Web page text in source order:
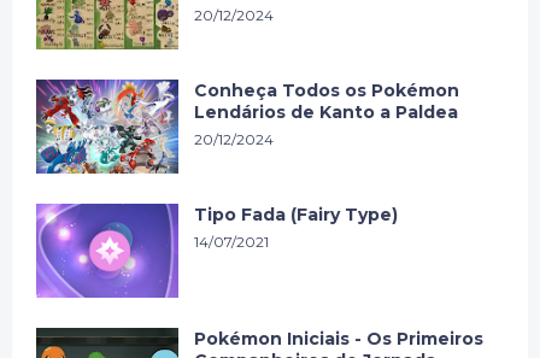
20/12/2024
Conheça Todos os Pokémon
Lendários de Kanto a Paldea
20/12/2024
Tipo Fada (Fairy Type)
14/07/2021
Pokémon Iniciais - Os Primeiros